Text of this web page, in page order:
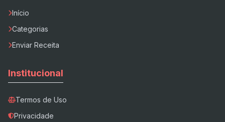
Início
Categorias
Enviar Receita
Institucional
Termos de Uso
Privacidade